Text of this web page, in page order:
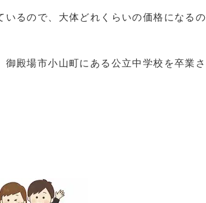
るので、大体どれくらいの価格になるの
殿場市小山町にある公立中学校を卒業さ